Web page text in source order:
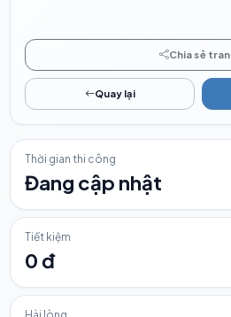
Chia sẻ
Quay lại
Thời gian thi công
Đang cập nhật
Tiết kiệm
0 đ